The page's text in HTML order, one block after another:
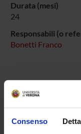
Consenso
Durata (mesi)
24
Responsabili (o
Bonetti Franco
PARTECIPANTI AL